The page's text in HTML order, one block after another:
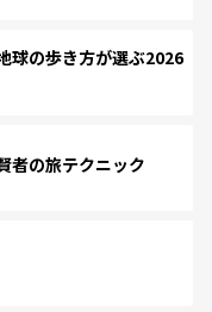
球の歩き方が選ぶ2026
者の旅テクニック